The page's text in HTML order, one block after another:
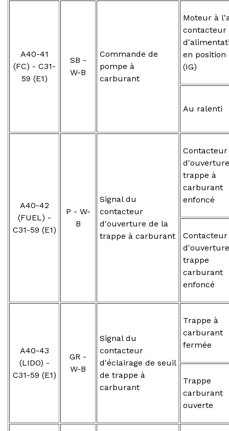
A40-41
(FC) - C31-
59 (E1)
SB -
W-B
Commande de
pompe à
carburant
Moteur à
contacteur
en position
(IG)
Au ralenti
A40-42
(FUEL) -
C31-59 (E1)
P - W-
B
Signal du
contacteur
d'ouverture de la
trappe à carburant
Contacteur
trappe à
carburant
enfoncé
Contacteur
enfoncé
A40-43
(LIDO) -
C31-59 (E1)
GR -
W-B
Signal du
contacteur
d'éclairage de seuil
de trappe à
carburant
Trappe à
carburant
fermée
carburant
ouverte